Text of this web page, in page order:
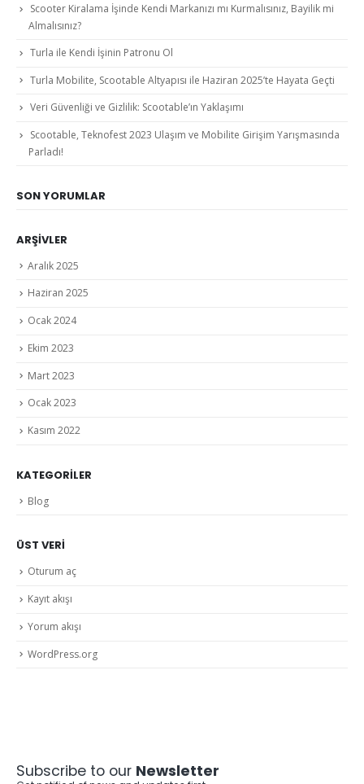
Scooter Kiralama İşinde Kendi Markanızı mı Kurmalısınız, Bayilik mi
Almalısınız?
Turla ile Kendi İşinin Patronu Ol
Turla Mobilite, Scootable Altyapısı ile Haziran 2025’te Hayata Geçti
Veri Güvenliği ve Gizlilik: Scootable’ın Yaklaşımı
Scootable, Teknofest 2023 Ulaşım ve Mobilite Girişim Yarışmasında
Parladı!
SON YORUMLAR
ARŞIVLER
Aralık 2025
Haziran 2025
Ocak 2024
Ekim 2023
Mart 2023
Ocak 2023
Kasım 2022
KATEGORILER
Blog
ÜST VERI
Oturum aç
Kayıt akışı
Yorum akışı
WordPress.org
Subscribe to our Newsletter